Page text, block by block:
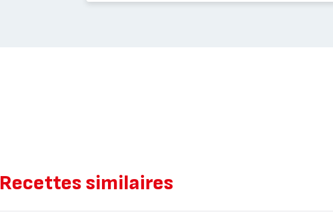
Recettes similaires